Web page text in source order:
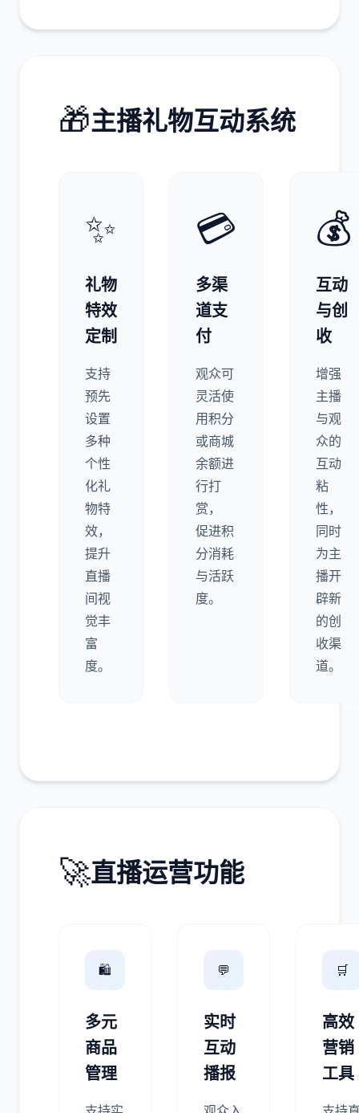
🎁主播礼物互动系统
✨
礼物
特效
定制
支持
预先
设置
多种
个性
化礼
物特
效，
提升
直播
间视
觉丰
富
度。
💳
多渠
道支
付
观众可
灵活使
用积分
或商城
余额进
行打
赏，
促进积
分消耗
与活跃
度。
💰
互动
与创
收
增强
主播
与观
众的
互动
粘
性，
同时
为主
播开
辟新
的创
收渠
道。
🚀直播运营功能
🛍️
多元
商品
管理
💬
实时
互动
播报
🛒
高效
营销
工具